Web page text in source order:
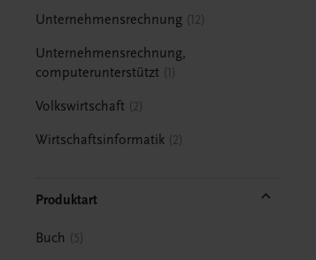
Unternehmensrechnung 12
Unternehmensrechnung,
computerunterstützt 1
Volkswirtschaft 2
Wirtschaftsinformatik 2
Produktart
Buch 5